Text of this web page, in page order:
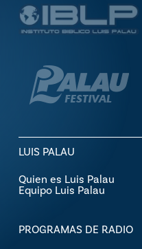
LUIS PALAU
Quien es Luis Palau
Equipo Luis Palau
PROGRAMAS DE RADIO